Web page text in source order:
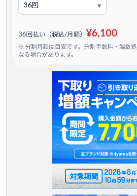
36回払い（税込/月額） ¥6,100
※ 分割月額は目安です。分割手数料・端数
なる場合があります。